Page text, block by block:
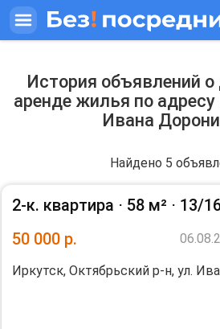
История объявлений о
аренде жилья по
Ивана
Найдено 5
2-к. квартира ⋅ 58 м² ⋅ 13/
50 000 р.
Иркутск, Октябрьский р-н, ул.